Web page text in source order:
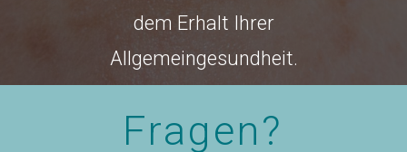
dem Erhalt Ihrer
Allgemeingesundheit.
Fragen?